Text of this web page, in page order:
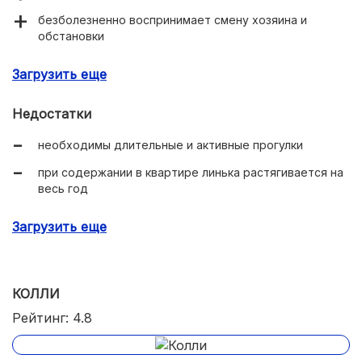
безболезненно воспринимает смену хозяина и
обстановки
Загрузить еще
Недостатки
необходимы длительные и активные прогулки
при содержании в квартире линька растягивается на
весь год
аппарата
Загрузить еще
КОЛЛИ
Рейтинг: 4.8